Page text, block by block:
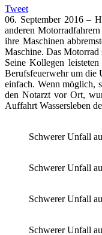
Tweet
06. September 2016 –
anderen
ihre Maschinen
Maschine. Das Motorrad
Seine Kollegen
Berufsfeuerwehr um die
einfach. Wenn möglich,
den Notarzt vor Ort,
Auffahrt Wassersleben
Schwerer Unfall
Schwerer Unfall
Schwerer Unfall
Schwerer Unfall